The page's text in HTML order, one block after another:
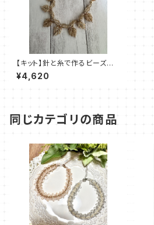
【キット】針と糸で作るビーズス
テッチキット「月華の葉（ゴール
ド）」清水理子
¥4,620
同じカテゴリの商品